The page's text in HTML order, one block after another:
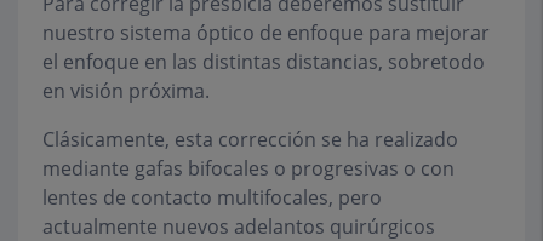
nuestro sistema óptico de enfoque para mejorar
el enfoque en las distintas distancias, sobretodo
en visión próxima.
Clásicamente, esta corrección se ha realizado
mediante gafas bifocales o progresivas o con
lentes de contacto multifocales, pero
actualmente nuevos adelantos quirúrgicos